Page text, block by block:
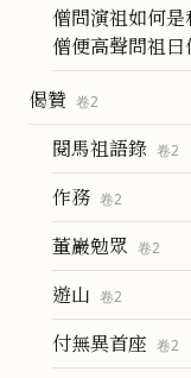
僧問演祖如何
僧便高聲問祖
偈贊 卷2
閱馬祖語錄 卷2
作務 卷2
董巖勉眾 卷2
遊山 卷2
付無異首座 卷2